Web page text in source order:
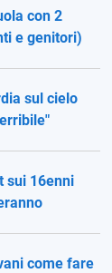
con 2
e genitori)
sul cielo
sui 16enni
come fare